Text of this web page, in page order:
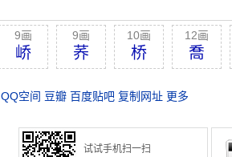
9画
峤
9画
荞
10画
桥
12画
喬
QQ空间 豆瓣 百度贴吧 复制网址 更多
试试手机扫一扫